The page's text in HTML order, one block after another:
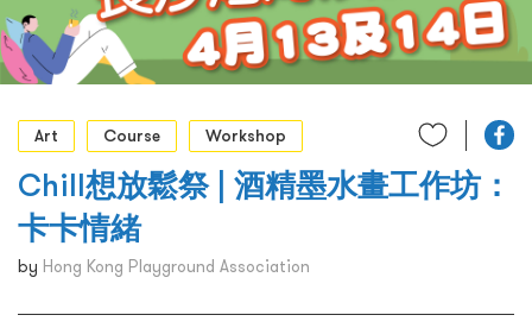
About POPTICKET
Terms and Conditions
繁
Art
Course Workshop
Chill想放鬆祭 | 酒精墨水畫工作坊：
卡卡情緒
by Hong Kong Playground Association